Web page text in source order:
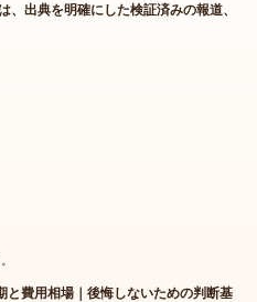
、出典を明確にした検証済みの報道、
と費用相場｜後悔しないための判断基